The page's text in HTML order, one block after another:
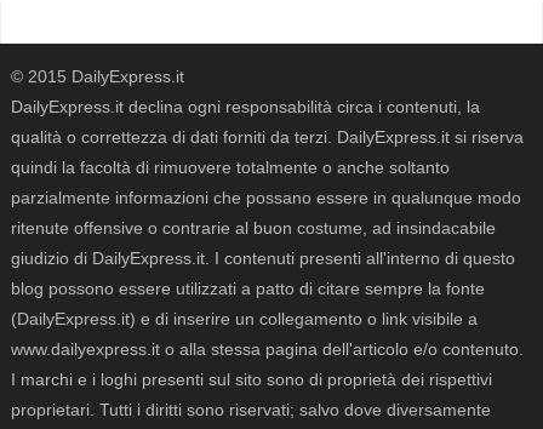
© 2015 DailyExpress.it
DailyExpress.it declina ogni responsabilità circa i contenuti, la
qualità o correttezza di dati forniti da terzi. DailyExpress.it si riserva
quindi la facoltà di rimuovere totalmente o anche soltanto
parzialmente informazioni che possano essere in qualunque modo
ritenute offensive o contrarie al buon costume, ad insindacabile
giudizio di DailyExpress.it. I contenuti presenti all'interno di questo
blog possono essere utilizzati a patto di citare sempre la fonte
(DailyExpress.it) e di inserire un collegamento o link visibile a
www.dailyexpress.it o alla stessa pagina dell'articolo e/o contenuto.
I marchi e i loghi presenti sul sito sono di proprietà dei rispettivi
proprietari. Tutti i diritti sono riservati; salvo dove diversamente